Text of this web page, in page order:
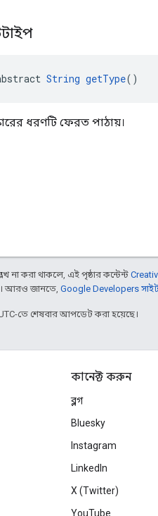
String getType()
ধরণটি ফেরত পাঠায়।
না করা থাকলে, এই পৃষ্ঠার কন্টেন্ট
আরও জানতে, Google Developers
তে শেষবার আপডেট করা হয়েছে।
কানেক্ট করুন
ব্লগ
Bluesky
Instagram
LinkedIn
X (Twitter)
YouTube